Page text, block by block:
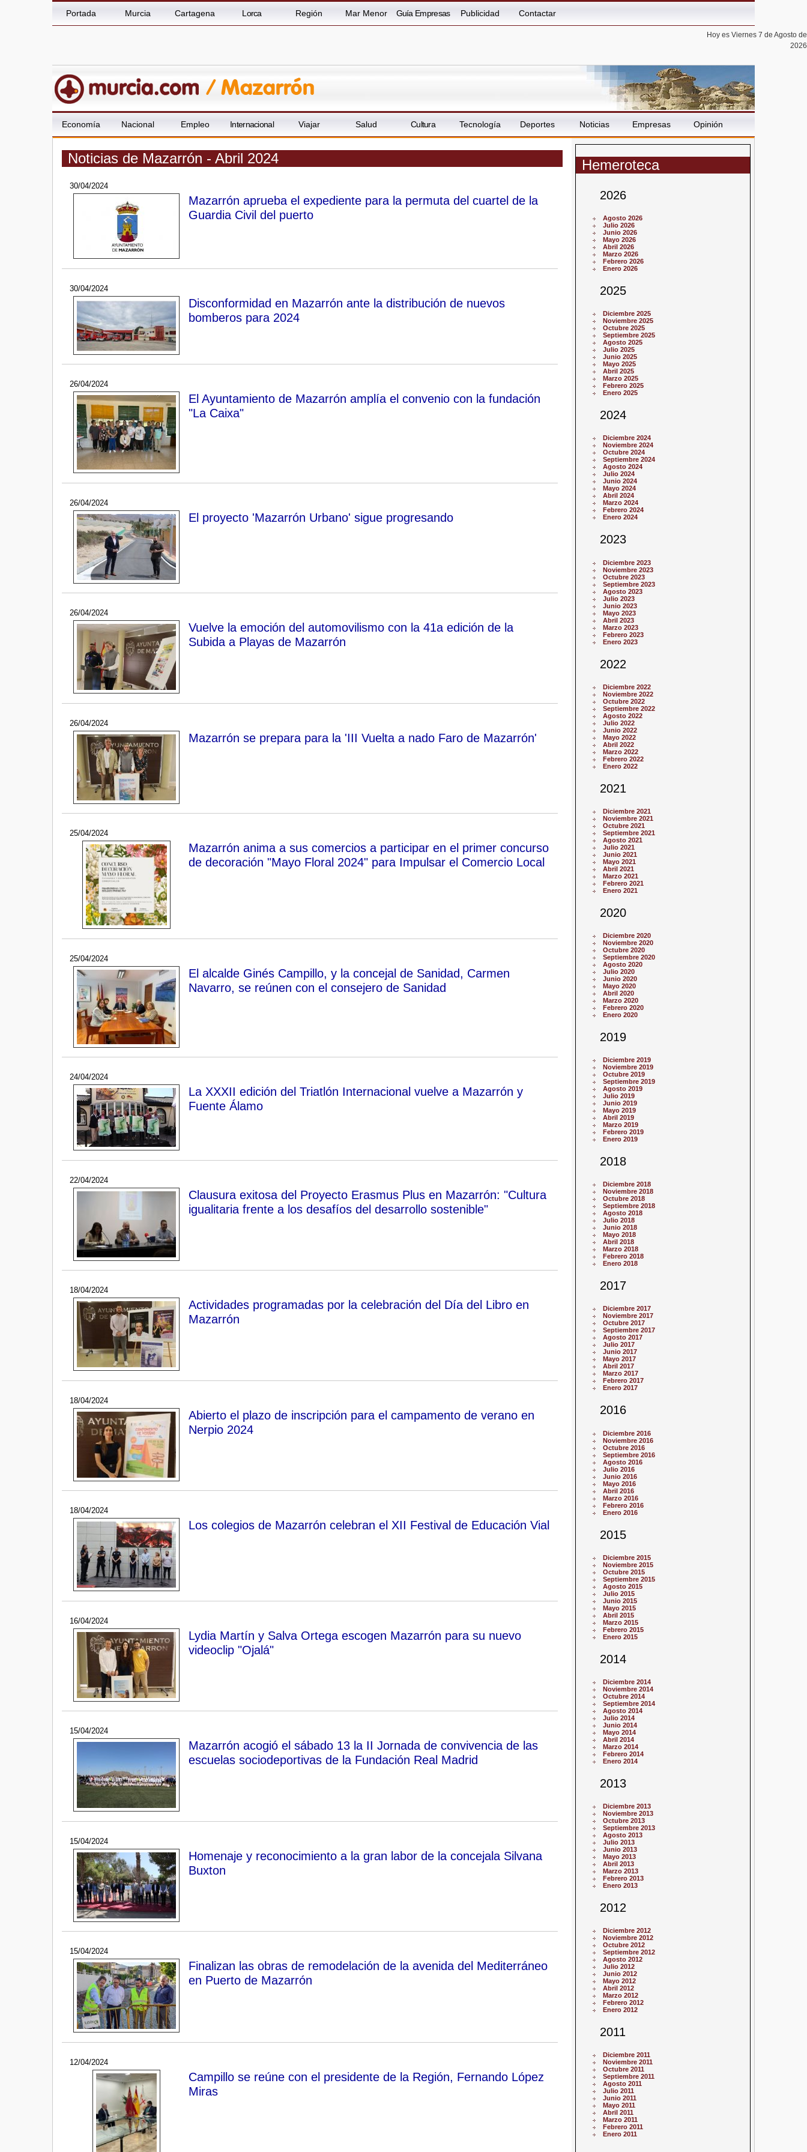
Portada Murcia Cartagena Lorca Región Mar Menor Guía Empresas Publicidad Contactar
Hoy es Viernes 7 de Agosto de
2026
Economía Nacional Empleo Internacional Viajar Salud Cultura Tecnología Deportes Noticias Empresas Opinión
Noticias de Mazarrón - Abril 2024
30/04/2024
Mazarrón aprueba el expediente para la permuta del cuartel de la
Guardia Civil del puerto
30/04/2024
Disconformidad en Mazarrón ante la distribución de nuevos
bomberos para 2024
26/04/2024
El Ayuntamiento de Mazarrón amplía el convenio con la fundación
"La Caixa"
26/04/2024
El proyecto 'Mazarrón Urbano' sigue progresando
26/04/2024
Vuelve la emoción del automovilismo con la 41a edición de la
Subida a Playas de Mazarrón
26/04/2024
Mazarrón se prepara para la 'III Vuelta a nado Faro de Mazarrón'
25/04/2024
Mazarrón anima a sus comercios a participar en el primer concurso
de decoración "Mayo Floral 2024" para Impulsar el Comercio Local
25/04/2024
El alcalde Ginés Campillo, y la concejal de Sanidad, Carmen
Navarro, se reúnen con el consejero de Sanidad
24/04/2024
La XXXII edición del Triatlón Internacional vuelve a Mazarrón y
Fuente Álamo
22/04/2024
Clausura exitosa del Proyecto Erasmus Plus en Mazarrón: "Cultura
igualitaria frente a los desafíos del desarrollo sostenible"
18/04/2024
Actividades programadas por la celebración del Día del Libro en
Mazarrón
18/04/2024
Abierto el plazo de inscripción para el campamento de verano en
Nerpio 2024
18/04/2024
Los colegios de Mazarrón celebran el XII Festival de Educación Vial
16/04/2024
Lydia Martín y Salva Ortega escogen Mazarrón para su nuevo
videoclip "Ojalá"
15/04/2024
Mazarrón acogió el sábado 13 la II Jornada de convivencia de las
escuelas sociodeportivas de la Fundación Real Madrid
15/04/2024
Homenaje y reconocimiento a la gran labor de la concejala Silvana
Buxton
15/04/2024
Finalizan las obras de remodelación de la avenida del Mediterráneo
en Puerto de Mazarrón
12/04/2024
Campillo se reúne con el presidente de la Región, Fernando López
Miras
Hemeroteca
2026
Agosto 2026
Julio 2026
Junio 2026
Mayo 2026
Abril 2026
Marzo 2026
Febrero 2026
Enero 2026
2025
Diciembre 2025
Noviembre 2025
Octubre 2025
Septiembre 2025
Agosto 2025
Julio 2025
Junio 2025
Mayo 2025
Abril 2025
Marzo 2025
Febrero 2025
Enero 2025
2024
Diciembre 2024
Noviembre 2024
Octubre 2024
Septiembre 2024
Agosto 2024
Julio 2024
Junio 2024
Mayo 2024
Abril 2024
Marzo 2024
Febrero 2024
Enero 2024
2023
Diciembre 2023
Noviembre 2023
Octubre 2023
Septiembre 2023
Agosto 2023
Julio 2023
Junio 2023
Mayo 2023
Abril 2023
Marzo 2023
Febrero 2023
Enero 2023
2022
Diciembre 2022
Noviembre 2022
Octubre 2022
Septiembre 2022
Agosto 2022
Julio 2022
Junio 2022
Mayo 2022
Abril 2022
Marzo 2022
Febrero 2022
Enero 2022
2021
Diciembre 2021
Noviembre 2021
Octubre 2021
Septiembre 2021
Agosto 2021
Julio 2021
Junio 2021
Mayo 2021
Abril 2021
Marzo 2021
Febrero 2021
Enero 2021
2020
Diciembre 2020
Noviembre 2020
Octubre 2020
Septiembre 2020
Agosto 2020
Julio 2020
Junio 2020
Mayo 2020
Abril 2020
Marzo 2020
Febrero 2020
Enero 2020
2019
Diciembre 2019
Noviembre 2019
Octubre 2019
Septiembre 2019
Agosto 2019
Julio 2019
Junio 2019
Mayo 2019
Abril 2019
Marzo 2019
Febrero 2019
Enero 2019
2018
Diciembre 2018
Noviembre 2018
Octubre 2018
Septiembre 2018
Agosto 2018
Julio 2018
Junio 2018
Mayo 2018
Abril 2018
Marzo 2018
Febrero 2018
Enero 2018
2017
Diciembre 2017
Noviembre 2017
Octubre 2017
Septiembre 2017
Agosto 2017
Julio 2017
Junio 2017
Mayo 2017
Abril 2017
Marzo 2017
Febrero 2017
Enero 2017
2016
Diciembre 2016
Noviembre 2016
Octubre 2016
Septiembre 2016
Agosto 2016
Julio 2016
Junio 2016
Mayo 2016
Abril 2016
Marzo 2016
Febrero 2016
Enero 2016
2015
Diciembre 2015
Noviembre 2015
Octubre 2015
Septiembre 2015
Agosto 2015
Julio 2015
Junio 2015
Mayo 2015
Abril 2015
Marzo 2015
Febrero 2015
Enero 2015
2014
Diciembre 2014
Noviembre 2014
Octubre 2014
Septiembre 2014
Agosto 2014
Julio 2014
Junio 2014
Mayo 2014
Abril 2014
Marzo 2014
Febrero 2014
Enero 2014
2013
Diciembre 2013
Noviembre 2013
Octubre 2013
Septiembre 2013
Agosto 2013
Julio 2013
Junio 2013
Mayo 2013
Abril 2013
Marzo 2013
Febrero 2013
Enero 2013
2012
Diciembre 2012
Noviembre 2012
Octubre 2012
Septiembre 2012
Agosto 2012
Julio 2012
Junio 2012
Mayo 2012
Abril 2012
Marzo 2012
Febrero 2012
Enero 2012
2011
Diciembre 2011
Noviembre 2011
Octubre 2011
Septiembre 2011
Agosto 2011
Julio 2011
Junio 2011
Mayo 2011
Abril 2011
Marzo 2011
Febrero 2011
Enero 2011